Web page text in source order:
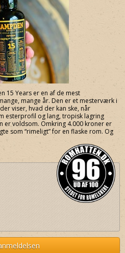
15 Years er en af de mest
mange år. Den er et mesterværk i
viser, hvad der kan ske, når
esterprofil og lang, tropisk lagring
er voldsom. Omkring 4.000 kroner er
som “rimeligt” for en flaske rom. Og